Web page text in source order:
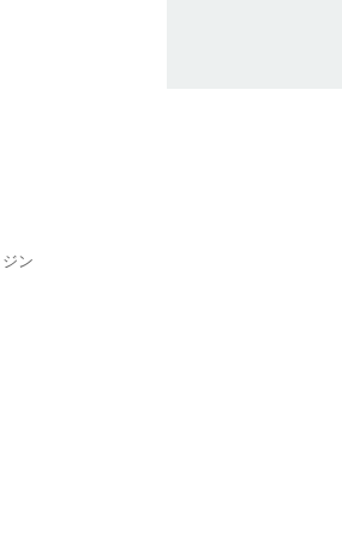
ン